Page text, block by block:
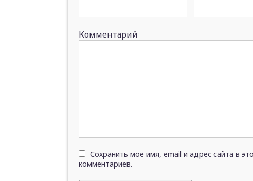
Комментарий
Сохранить моё имя, email и адрес сайта в
комментариев.